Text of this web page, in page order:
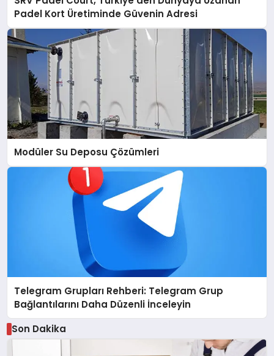
Padel Kort Üretiminde Güvenin Adresi
Modüler Su Deposu Çözümleri
Telegram Grupları Rehberi: Telegram Grup
Bağlantılarını Daha Düzenli İnceleyin
Son Dakika